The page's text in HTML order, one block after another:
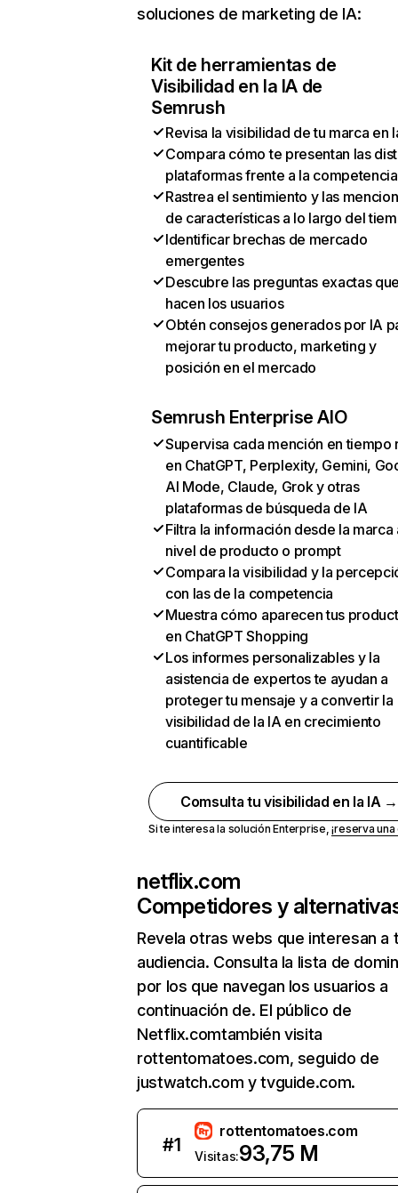
soluciones de marketing de IA:
Kit de herramientas de
Visibilidad en la IA de
Semrush
Revisa la visibilidad de tu marca en
Compara cómo te presentan las
plataformas frente a la competencia
Rastrea el sentimiento y las
de características a lo largo del
Identificar brechas de mercado
emergentes
Descubre las preguntas exactas
hacen los usuarios
Obtén consejos generados por IA
mejorar tu producto, marketing y
posición en el mercado
Semrush Enterprise AIO
Supervisa cada mención en tiempo
en ChatGPT, Perplexity, Gemini,
AI Mode, Claude, Grok y otras
plataformas de búsqueda de IA
Filtra la información desde la marca
nivel de producto o prompt
Compara la visibilidad y la
con las de la competencia
Muestra cómo aparecen tus
en ChatGPT Shopping
Los informes personalizables y la
asistencia de expertos te ayudan a
proteger tu mensaje y a convertir la
visibilidad de la IA en crecimiento
cuantificable
Comsulta tu visibilidad en la IA →
Si te interesa la solución Enterprise,¡reserva
netflix.com
Competidores y
Revela otras webs que interesan a
audiencia. Consulta la lista de
por los que navegan los usuarios a
continuación de. El público de
Netflix.comtambién visita
rottentomatoes.com, seguido de
justwatch.com y tvguide.com.
#1
rottentomatoes.com
Visitas:93,75 M